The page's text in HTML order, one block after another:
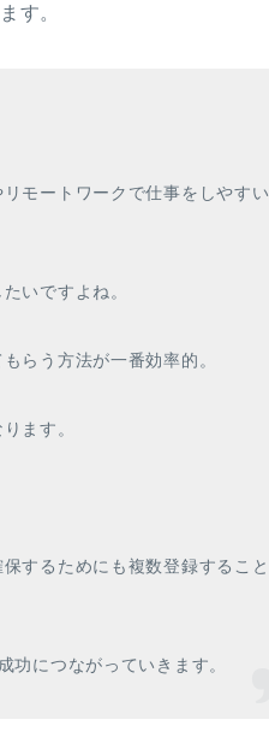
す。
モートワークで仕事をしやすい
いですよね。
らう方法が一番効率的。
ます。
するためにも複数登録すること
功につながっていきます。